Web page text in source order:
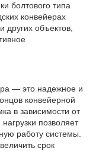
болтового типа
конвейерах
других объектов,
— это надежное и
конвейерной
в зависимости от
позволяет
работу системы.
срок